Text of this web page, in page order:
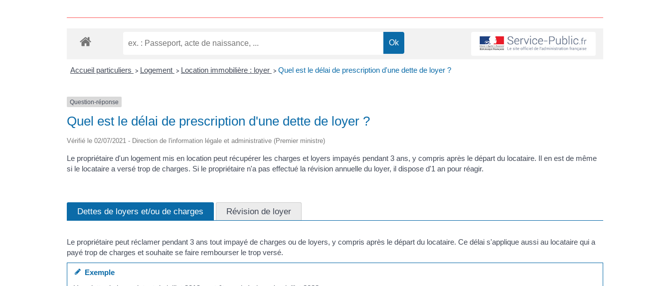
Accueil particuliers > Logement > Location immobilière : loyer > Quel est le délai de prescription d'une dette de loyer ?
Question-réponse
Quel est le délai de prescription d'une dette de loyer ?
Vérifié le 02/07/2021 - Direction de l'information légale et administrative (Premier ministre)
Le propriétaire d'un logement mis en location peut récupérer les charges et loyers impayés pendant 3 ans, y compris après le départ du locataire. Il en est de même
si le locataire a versé trop de charges. Si le propriétaire n'a pas effectué la révision annuelle du loyer, il dispose d'1 an pour réagir.
Dettes de loyers et/ou de charges Révision de loyer
Le propriétaire peut réclamer pendant 3 ans tout impayé de charges ou de loyers, y compris après le départ du locataire. Ce délai s'applique aussi au locataire qui a
payé trop de charges et souhaite se faire rembourser le trop versé.
Exemple